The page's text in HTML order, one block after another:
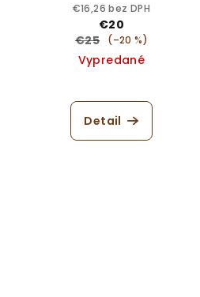
€16,26 bez DPH
€20
€25
(–20 %)
Vypredané
Detail